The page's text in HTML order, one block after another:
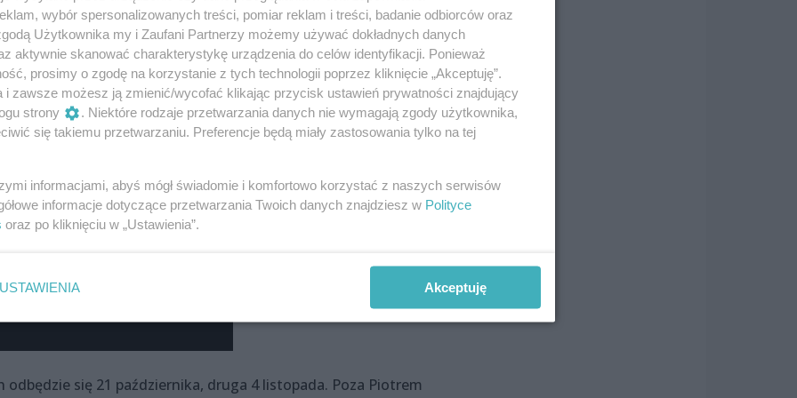
połajanka, która nie tworzy niczego dobrego, a tylko
Krzystek.
się 21 października, druga 4 listopada. Poza Piotrem
wybór spersonalizowanych treści, pomiar reklam i treści, badanie odbiorców oraz
Użytkownika my i Zaufani Partnerzy możemy używać dokładnych danych
aktywnie skanować charakterystykę urządzenia do celów identyfikacji. Ponieważ
prosimy o zgodę na korzystanie z tych technologii poprzez kliknięcie „Akceptuję”.
i zawsze możesz ją zmienić/wycofać klikając przycisk ustawień prywatności znajdujący
strony
. Niektóre rodzaje przetwarzania danych nie wymagają zgody użytkownika,
się takiemu przetwarzaniu. Preferencje będą miały zastosowania tylko na tej
informacjami, abyś mógł świadomie i komfortowo korzystać z naszych serwisów
informacje dotyczące przetwarzania Twoich danych znajdziesz w Polityce
oraz po kliknięciu w „Ustawienia”.
USTAWIENIA Akceptuję